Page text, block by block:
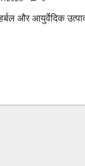
और आयुर्वेदिक